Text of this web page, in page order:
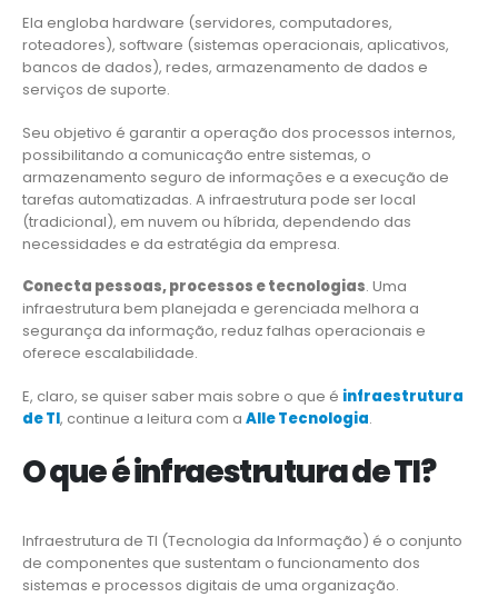
Ela engloba hardware (servidores, computadores,
roteadores), software (sistemas operacionais, aplicativos,
bancos de dados), redes, armazenamento de dados e
serviços de suporte.
Seu objetivo é garantir a operação dos processos internos,
possibilitando a comunicação entre sistemas, o
armazenamento seguro de informações e a execução de
tarefas automatizadas. A infraestrutura pode ser local
(tradicional), em nuvem ou híbrida, dependendo das
necessidades e da estratégia da empresa.
Conecta pessoas, processos e tecnologias. Uma
infraestrutura bem planejada e gerenciada melhora a
segurança da informação, reduz falhas operacionais e
oferece escalabilidade.
E, claro, se quiser saber mais sobre o que é infraestrutura
de TI, continue a leitura com a Alle Tecnologia.
O que é infraestrutura de TI?
Infraestrutura de TI (Tecnologia da Informação) é o conjunto
de componentes que sustentam o funcionamento dos
sistemas e processos digitais de uma organização.